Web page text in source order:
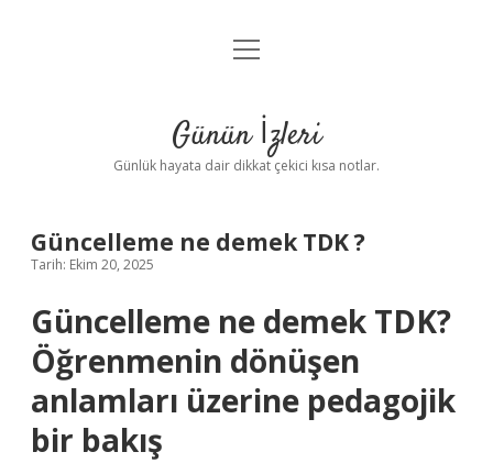
Anasayfa
Yasal Uyarı
menüyü
Günün İzleri
Günlük hayata dair dikkat çekici kısa notlar.
Güncelleme ne demek TDK ?
Tarih: Ekim 20, 2025
Güncelleme ne demek TDK?
Öğrenmenin dönüşen
anlamları üzerine pedagojik
bir bakış